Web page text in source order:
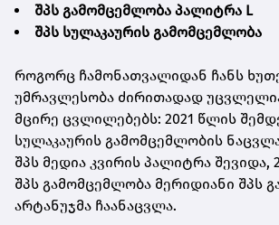
შპს გამომცემლობა პალიტრა L
შპს სულაკაურის გამომცემლობა
როგორც ჩამონათვალიდან ჩანს
უმრავლესობა ძირითადად
მცირე ცვლილებებს: 2021 წლის
სულაკაურის გამომცემლობის
შპს მედია კვირის პალიტრა შევიდა,
შპს გამომცემლობა მერიდიანი შპს
არტანუჯმა ჩაანაცვლა.